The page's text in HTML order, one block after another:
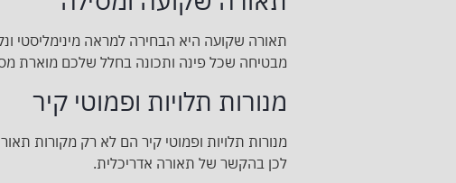
תאורה שקועה היא הבחירה למראה מינימליסטי
מבטיחה שכל פינה ותכונה בחלל שלכם מוארת
מנורות תלויות ופמוטי קיר
מנורות תלויות ופמוטי קיר הם לא רק מקורות
לכן בהקשר של תאורה אדריכלית.